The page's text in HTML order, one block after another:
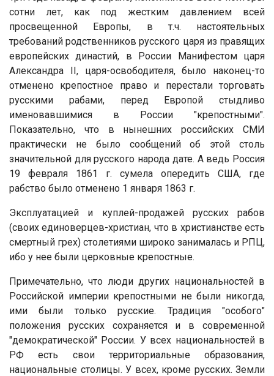
сотни лет, как под жестким давлением всей
просвещенной Европы, в т.ч. настоятельных
требований родственников русского царя из правящих
европейских династий, в России Манифестом царя
Александра II, царя-освободителя, было наконец-то
отменено крепостное право и перестали торговать
русскими рабами, перед Европой стыдливо
именовавшимися в России "крепостными".
Показательно, что в нынешних российских СМИ
практически не было сообщений об этой столь
значительной для русского народа дате. А ведь Россия
19 февраля 1861 г. сумела опередить США, где
рабство было отменено 1 января 1863 г.
Эксплуатацией и куплей-продажей русских рабов
(своих единоверцев-христиан, что в христианстве есть
смертный грех) столетиями широко занималась и РПЦ,
ибо у нее были церковные крепостные.
Примечательно, что люди других национальностей в
Российской империи крепостными не были никогда,
ими были только русские. Традиция "особого"
положения русских сохраняется и в современной
"демократической" России. У всех национальностей в
РФ есть свои территориальные образования,
национальные столицы. У всех, кроме русских. Земли